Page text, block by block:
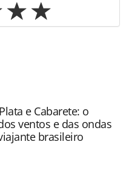
operadoras/2018/
para-
oferecidas na página.
PANROTAS Editora é
sobre direito autoral.
da PANROTAS
e Cabarete: o
ventos e das ondas
brasileiro